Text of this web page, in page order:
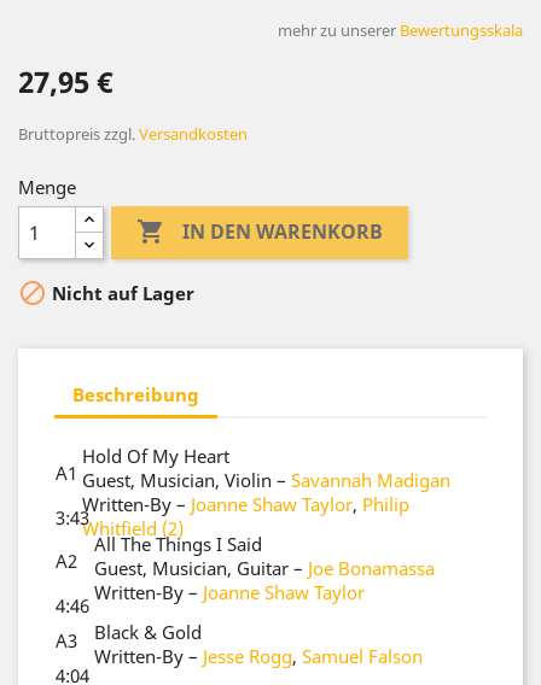
mehr zu unserer Bewertungsskala
27,95 €
Bruttopreiszzgl.Versandkosten
Menge
 IN DEN WARENKORB
 Nicht auf Lager
Beschreibung
A1
Hold Of My Heart
Guest, Musician, Violin – Savannah Madigan
Written-By – Joanne Shaw Taylor, Philip
Whitfield (2)
3:43
A2
All The Things I Said
Guest, Musician, Guitar – Joe Bonamassa
Written-By – Joanne Shaw Taylor
4:46
A3
Black & Gold
Written-By – Jesse Rogg, Samuel Falson
4:04